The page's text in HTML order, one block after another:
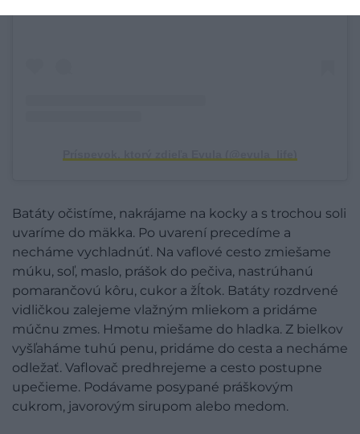
Batáty očistíme, nakrájame na kocky a s trochou soli
uvaríme do mäkka. Po uvarení precedíme a
necháme vychladnúť. Na vaflové cesto zmiešame
múku, soľ, maslo, prášok do pečiva, nastrúhanú
pomarančovú kôru, cukor a žĺtok. Batáty rozdrvené
vidličkou zalejeme vlažným mliekom a pridáme
múčnu zmes. Hmotu miešame do hladka. Z bielkov
vyšľaháme tuhú penu, pridáme do cesta a necháme
odležať. Vaflovač predhrejeme a cesto postupne
upečieme. Podávame posypané práškovým
cukrom, javorovým sirupom alebo medom.